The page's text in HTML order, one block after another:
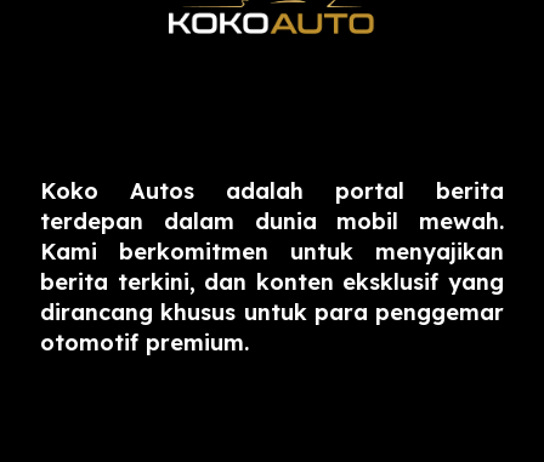
Koko Autos adalah portal berita
terdepan dalam dunia mobil mewah.
Kami berkomitmen untuk menyajikan
berita terkini, dan konten eksklusif yang
dirancang khusus untuk para penggemar
otomotif premium.